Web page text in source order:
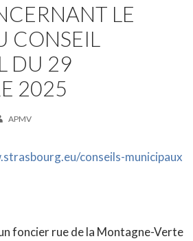
LE
CONSEIL
DU 29
2025
APMV
conseils-municipaux
foncier rue de la Montagne-Verte